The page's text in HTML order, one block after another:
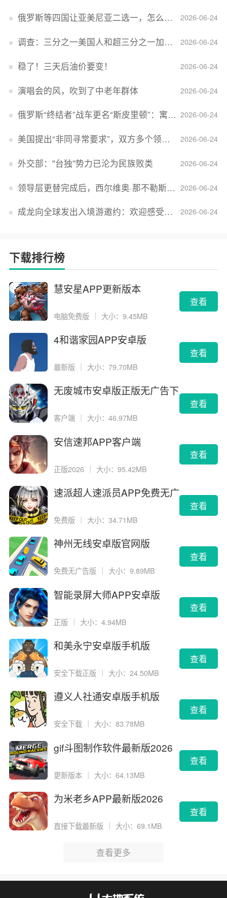
2026-06-24
俄罗斯等四国让亚美尼亚二选一，怎么回事？
2026-06-24
调查：三分之一美国人和超三分之一加拿大人感到经济压力
2026-06-24
稳了！三天后油价要变！
2026-06-24
演唱会的风，吹到了中老年群体
2026-06-24
俄罗斯“终结者”战车更名“斯皮里顿”：寓意强大可靠，彰显俄精神力量
2026-06-24
美国提出“非同寻常要求”，双方多个领域分歧依旧，印美贸易谈判进入“关键阶段”
2026-06-24
外交部：''台独''势力已沦为民族败类
2026-06-24
领导层更替完成后，西尔维奥·那不勒斯出任Lucid首席执行官
2026-06-24
成龙向全球发出入境游邀约：欢迎感受无滤镜的真实中国
下载排行榜
慧安星APP更新版本
电脑免费版 ｜ 大小：9.45MB
查看
4和谐家园APP安卓版
最新版 大小：79.70MB
查看
无废城市安卓版正版无广告下
客户端 大小：46.97MB
查看
安信速邦APP客户端
正版2026 ｜ 大小：95.42MB
查看
速派超人速派员APP免费无广
免费版 大小：34.71MB
查看
神州无线安卓版官网版
免费无广告版 大小：9.89MB
查看
智能录屏大师APP安卓版
正版 ｜ 大小：4.94MB
查看
和美永宁安卓版手机版
安全下载正版 大小：24.50MB
查看
遵义人社通安卓版手机版
安全下载 大小：83.78MB
查看
gif斗图制作软件最新版2026
更新版本 ｜ 大小：64.13MB
查看
为米老乡APP最新版2026
直接下载最新版 大小：69.1MB
查看
查看更多